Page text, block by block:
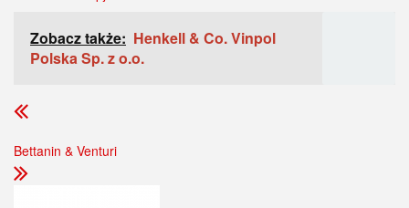
Zobacz także: Henkell & Co. Vinpol
Polska Sp. z o.o.
Bettanin & Venturi